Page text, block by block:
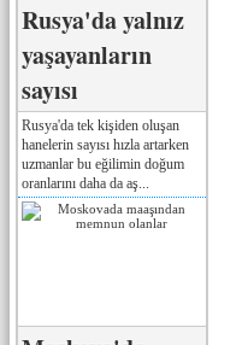
Rusya'da yalnız
yaşayanların
sayısı
Rusya'da tek kişiden oluşan
hanelerin sayısı hızla artarken
uzmanlar bu eğilimin doğum
oranlarını daha da aş...